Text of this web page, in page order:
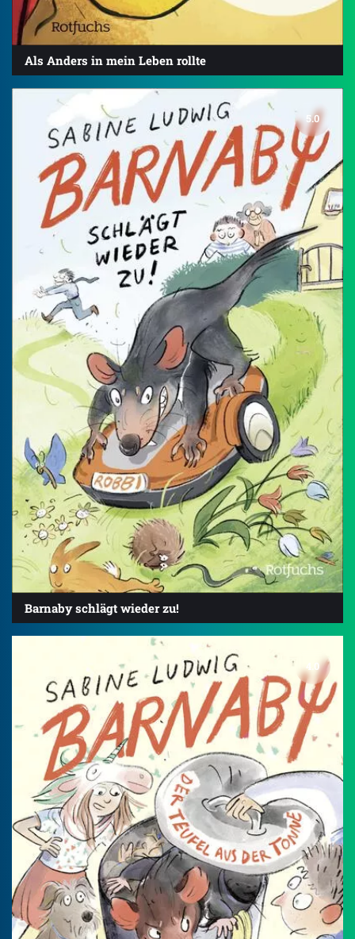
Als Anders in mein Leben rollte
5.0
Barnaby schlägt wieder zu!
4.0